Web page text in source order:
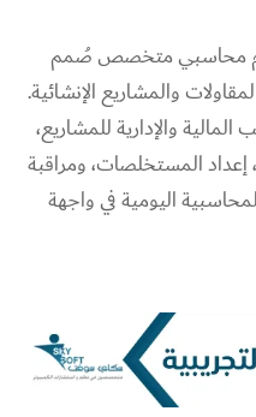
محاسبي متخصص صُمم
والمشاريع الإنشائية.
والإدارية للمشاريع،
إعداد المستخلصات، ومراقبة
اليومية في واجهة